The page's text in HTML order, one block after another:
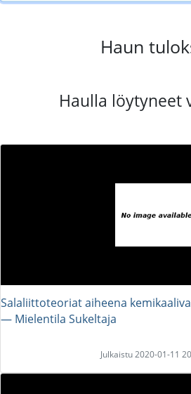
Haun
Haulla löytyneet
Salaliittoteoriat aiheena
― Mielentila Sukeltaja
Julkaistu 2020-01-11